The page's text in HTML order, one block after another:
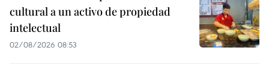
cultural a un activo de propiedad
intelectual
02/08/2026 08:53